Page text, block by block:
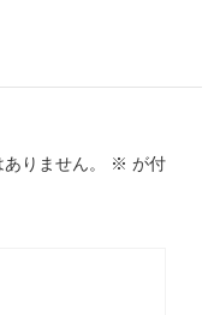
りません。 ※ が付